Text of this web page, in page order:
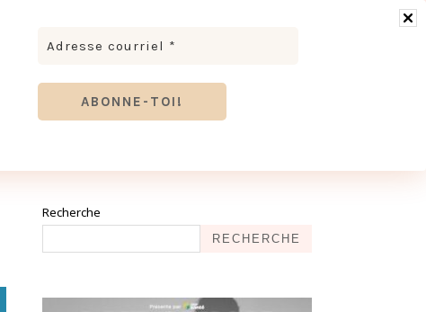
Recherche
RECHERCHE